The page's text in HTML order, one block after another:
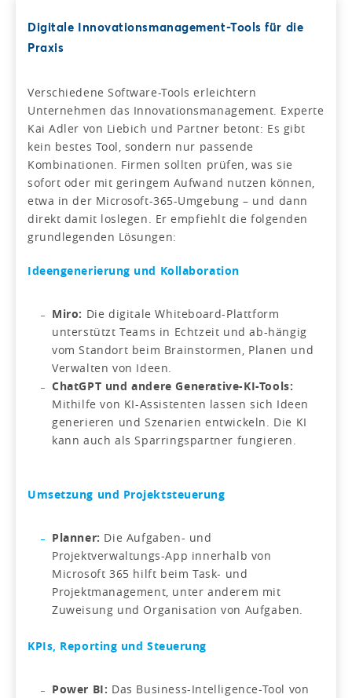
Digitale Innovationsmanagement-Tools für die
Praxis
Verschiedene Software-Tools erleichtern
Unternehmen das Innovationsmanagement. Experte
Kai Adler von Liebich und Partner betont: Es gibt
kein bestes Tool, sondern nur passende
Kombinationen. Firmen sollten prüfen, was sie
sofort oder mit geringem Aufwand nutzen können,
etwa in der Microsoft-365-Umgebung – und dann
direkt damit loslegen. Er empfiehlt die folgenden
grundlegenden Lösungen:
Ideengenerierung und Kollaboration
Miro: Die digitale Whiteboard-Plattform
unterstützt Teams in Echtzeit und ab-hängig
vom Standort beim Brainstormen, Planen und
Verwalten von Ideen.
ChatGPT und andere Generative-KI-Tools:
Mithilfe von KI-Assistenten lassen sich Ideen
generieren und Szenarien entwickeln. Die KI
kann auch als Sparringspartner fungieren.
Umsetzung und Projektsteuerung
Planner: Die Aufgaben- und
Projektverwaltungs-App innerhalb von
Microsoft 365 hilft beim Task- und
Projektmanagement, unter anderem mit
Zuweisung und Organisation von Aufgaben.
KPIs, Reporting und Steuerung
Power BI: Das Business-Intelligence-Tool von